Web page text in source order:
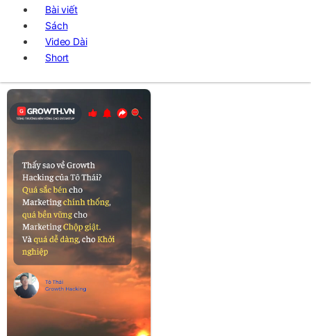
Bài viết
Sách
Video Dài
Short